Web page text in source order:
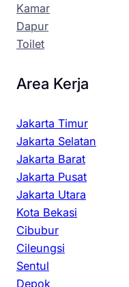
Kamar
Dapur
Toilet
Area Kerja
Jakarta Timur
Jakarta Selatan
Jakarta Barat
Jakarta Pusat
Jakarta Utara
Kota Bekasi
Cibubur
Cileungsi
Sentul
Depok